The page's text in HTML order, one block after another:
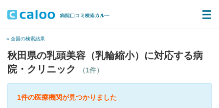
« 全国の検索結果
秋田県の乳頭美容（乳輪縮小）に対応する病
院・クリニック
（1件）
1件の医療機関が見つかりました